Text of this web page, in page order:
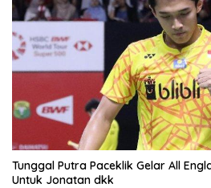
Tunggal Putra Paceklik Gelar All
Untuk Jonatan dkk